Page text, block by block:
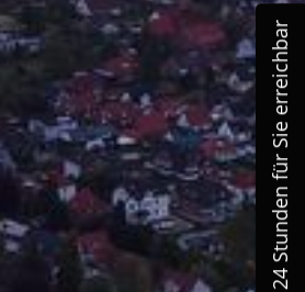
24 Stunden für Sie erreichbar